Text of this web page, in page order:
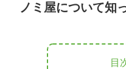
ノミ屋について知
目